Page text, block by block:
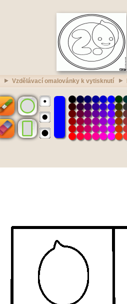
Vzdělávací omalovánky k vytisknutí